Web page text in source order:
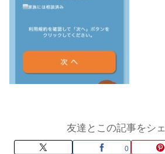
友達とこの記事をシ
0